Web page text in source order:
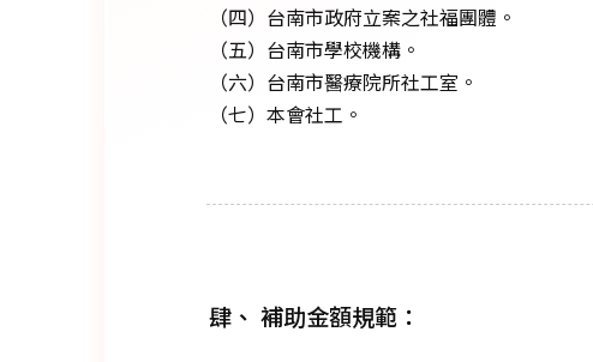
（四）台南市政府立案之社福團體。
（五）台南市學校機構。
（六）台南市醫療院所社工室。
（七）本會社工。
肆、 補助金額規範：